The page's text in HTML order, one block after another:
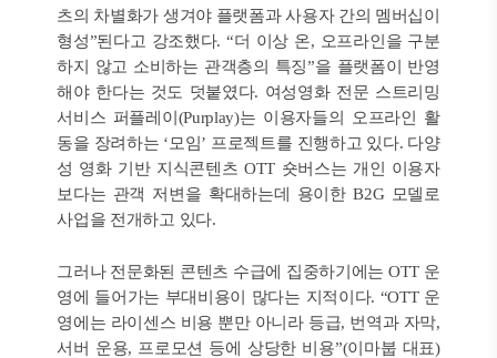
츠의 차별화가 생겨야 플랫폼과 사용자 간의 멤버십이
형성”된다고 강조했다. “더 이상 온, 오프라인을 구분
하지 않고 소비하는 관객층의 특징”을 플랫폼이 반영
해야 한다는 것도 덧붙였다. 여성영화 전문 스트리밍
서비스 퍼플레이(Purplay)는 이용자들의 오프라인 활
동을 장려하는 ‘모임’ 프로젝트를 진행하고 있다. 다양
성 영화 기반 지식콘텐츠 OTT 숏버스는 개인 이용자
보다는 관객 저변을 확대하는데 용이한 B2G 모델로
사업을 전개하고 있다.
그러나 전문화된 콘텐츠 수급에 집중하기에는 OTT 운
영에 들어가는 부대비용이 많다는 지적이다. “OTT 운
영에는 라이센스 비용 뿐만 아니라 등급, 번역과 자막,
서버 운용, 프로모션 등에 상당한 비용”(이마붑 대표)